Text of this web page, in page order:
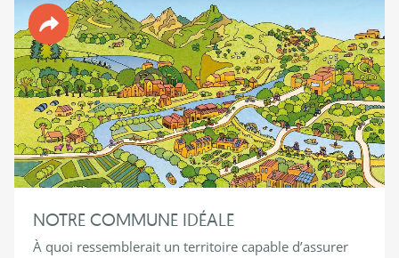
Revue 90°
NOTRE COMMUNE IDÉALE
À quoi ressemblerait un territoire capable d’assurer